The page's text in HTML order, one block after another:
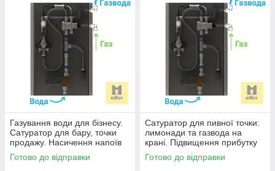
Газування води для бізнесу.
Сатуратор для бару, точки
продажу. Насичення напоїв
CO2, N2, O2 - карбонізатор
нового покоління
Готово до відправки
Сатуратор для пивної точки:
лимонади та газвода на
крані. Підвищення прибутку
бізнесу.
Готово до відправки